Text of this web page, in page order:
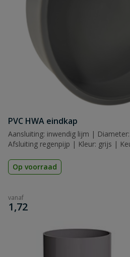
PVC HWA eindkap
Aansluiting: inwendig lijm |
Afsluiting regenpijp | Kleur: grijs |
Op voorraad
vanaf
€
1,72